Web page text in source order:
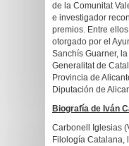
de la Comunitat
e investigador
premios. Entre
otorgado por el
Sanchís Guarner,
Generalitat de
Provincia de
Diputación de
Biografía de Iván
Carbonell Iglesias
Filología Catalana,